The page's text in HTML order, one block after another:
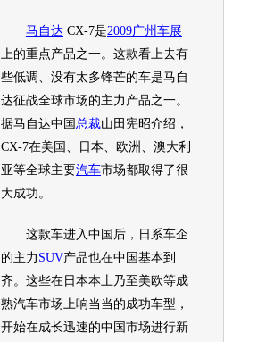
马自达 CX-7是2009广州车展
上的重点产品之一。这款看上去有
些低调、没有太多锋芒的车是马自
达征战全球市场的主力产品之一。
据马自达中国 总裁山田宪昭介绍，
CX-7在美国、日本、欧洲、澳大利
亚等全球主要汽车市场都取得了很
大成功。
这款车进入中国后，日系车企
的主力 SUV产品也在中国基本到
齐。这些在日本本土乃至美欧等成
熟汽车市场上响当当的成功车型 ，
开始在成长迅速的中国市场进行新